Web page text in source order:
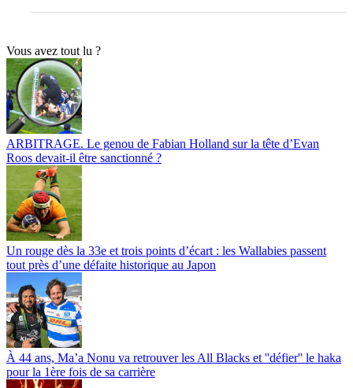
Vous avez tout lu ?
ARBITRAGE. Le genou de Fabian Holland sur la tête d’Evan
Roos devait-il être sanctionné ?
Un rouge dès la 33e et trois points d’écart : les Wallabies passent
tout près d’une défaite historique au Japon
À 44 ans, Ma’a Nonu va retrouver les All Blacks et ''défier'' le haka
pour la 1ère fois de sa carrière